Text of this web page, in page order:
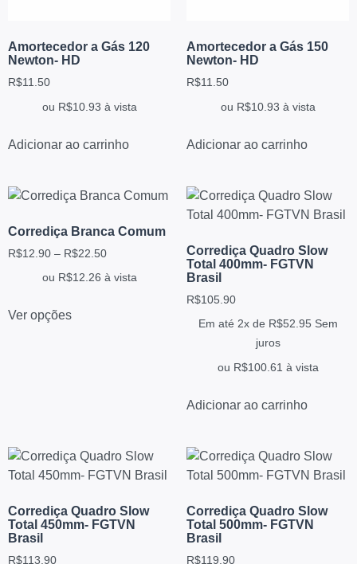
Amortecedor a Gás 120
Newton- HD
R$11.50
ou R$10.93 à vista
Adicionar ao carrinho
Amortecedor a Gás 150
Newton- HD
R$11.50
ou R$10.93 à vista
Adicionar ao carrinho
Corrediça Branca Comum
R$12.90 – R$22.50
ou R$12.26 à vista
Ver opções
Corrediça Quadro Slow
Total 400mm- FGTVN
Brasil
R$105.90
Em até 2x de R$52.95 Sem
juros
ou R$100.61 à vista
Adicionar ao carrinho
Corrediça Quadro Slow
Total 450mm- FGTVN
Brasil
R$113.90
Corrediça Quadro Slow
Total 500mm- FGTVN
Brasil
R$119.90